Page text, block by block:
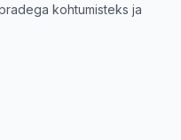
kohtumisteks ja